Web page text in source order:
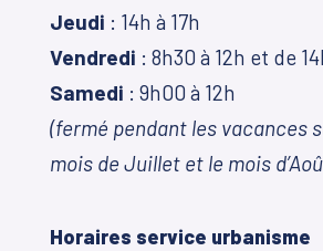
Jeudi : 14h à 17h
Vendredi : 8h30 à 12h et de
Samedi : 9h00 à 12h
(fermé pendant les vacances
mois de Juillet et le mois
Horaires service urbanisme